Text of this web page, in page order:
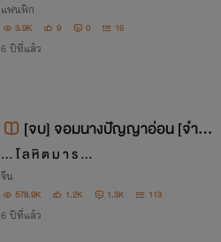
แฟนฟิก
3.9K 9 0 16
6 ปีที่แล้ว
[จบ] จอมนางปัญญาอ่อน [จำห
น่าย E-book ใน Mebmarket / Oo
kbee / naiin ]
... โ ล หิ ต ม า ร ...
จีน
578.9K 1.2K 1.3K 113
6 ปีที่แล้ว